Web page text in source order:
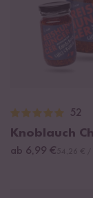
52
Knoblauch
ab 6,99 €